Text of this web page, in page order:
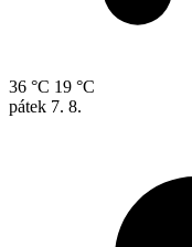
36 °C 19 °C
pátek 7. 8.